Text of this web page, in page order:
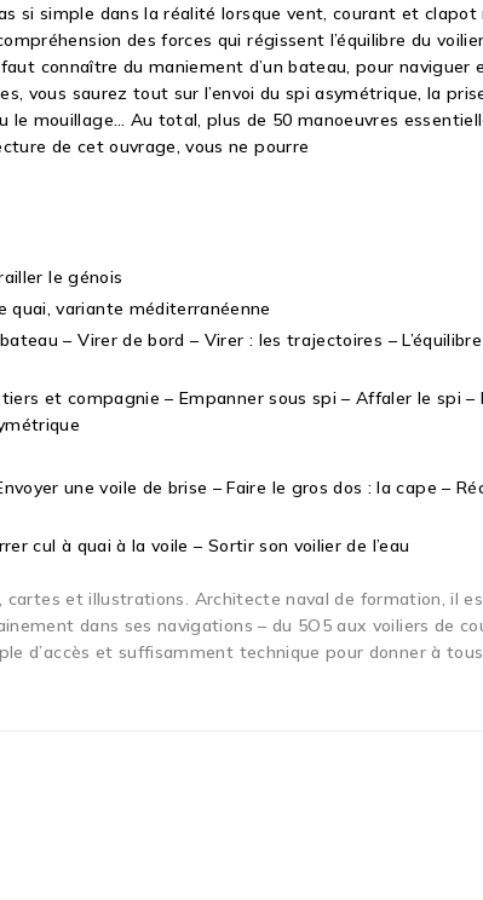
si simple dans la réalité lorsque vent, courant et
des forces qui régissent l’équilibre du
connaître du maniement d’un bateau, pour naviguer
vous saurez tout sur l’envoi du spi asymétrique, la
le mouillage… Au total, plus de 50 manoeuvres
de cet ouvrage, vous ne pourre
le génois
variante méditerranéenne
– Virer de bord – Virer : les trajectoires –
et compagnie – Empanner sous spi – Affaler le spi –
une voile de brise – Faire le gros dos : la cape –
cul à quai à la voile – Sortir son voilier de l’eau
et illustrations. Architecte naval de formation, il
dans ses navigations – du 5O5 aux voiliers de
d’accès et suffisamment technique pour donner à